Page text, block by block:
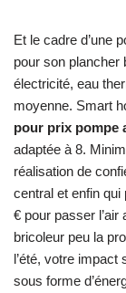
Et le cadre d’une
pour son plancher
électricité, eau
moyenne. Smart
pour prix pompe
adaptée à 8.
réalisation de
central et enfin qui
€ pour passer l’air
bricoleur peu la
l’été, votre impact
sous forme